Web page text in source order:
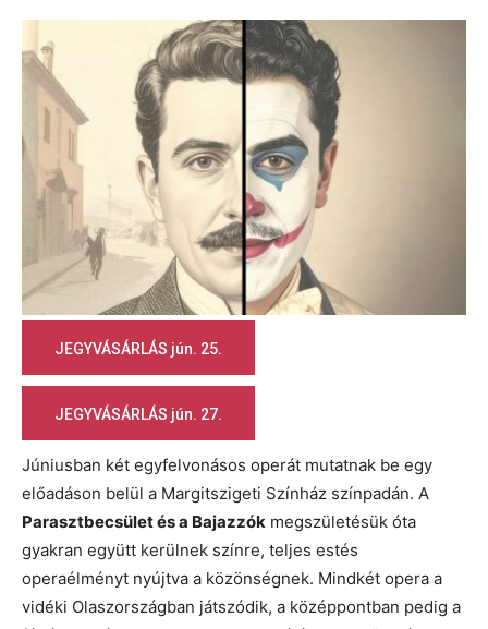
JEGYVÁSÁRLÁS jún. 25.
JEGYVÁSÁRLÁS jún. 27.
Júniusban két egyfelvonásos operát mutatnak be egy
előadáson belül a Margitszigeti Színház színpadán. A
Parasztbecsület és a Bajazzók megszületésük óta
gyakran együtt kerülnek színre, teljes estés
operaélményt nyújtva a közönségnek. Mindkét opera a
vidéki Olaszországban játszódik, a középpontban pedig a